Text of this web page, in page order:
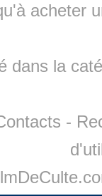
acheter
dans la
-